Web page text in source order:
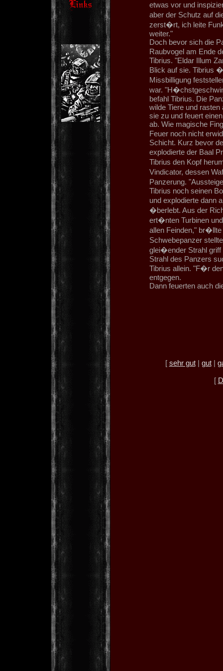
etwas vor und
aber der Schutz auf
zerst�rt, ich leite
weiter."
Doch bevor sich die
Raubvogel am Ende
Tibrius. "Eldar Illum
Blick auf sie. Tibrius
Missbilligung
war.
befahl Tibrius. Die
wilde Tiere und
sie zu und feuert
ab. Wie magische
Feuer noch nicht
Schicht. Kurz bevor
explodierte der Baal
Tibrius den Kopf
Vindicator, dessen
Panzerung.
Tibrius noch seinen
und explodierte dann
�berlebt. Aus der
ert�nten Turbinen
allen Feinden,"
Schwebepanzer
glei�ender Strahl griff
Strahl des Panzers
Tibrius allein. "F�r
entgegen.
Dann feuerten auch
[ sehr gut| gut|
[